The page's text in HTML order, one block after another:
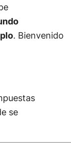
. Bienvenido
se